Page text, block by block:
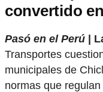
convertido
Pasó en el Perú |
Transportes
municipales de
normas que